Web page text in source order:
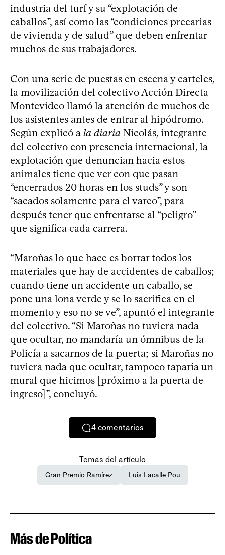
industria del turf y su “explotación de
caballos”, así como las “condiciones precarias
de vivienda y de salud” que deben enfrentar
muchos de sus trabajadores.
Con una serie de puestas en escena y carteles,
la movilización del colectivo Acción Directa
Montevideo llamó la atención de muchos de
los asistentes antes de entrar al hipódromo.
Según explicó a la diaria Nicolás, integrante
del colectivo con presencia internacional, la
explotación que denuncian hacia estos
animales tiene que ver con que pasan
“encerrados 20 horas en los studs” y son
“sacados solamente para el vareo”, para
después tener que enfrentarse al “peligro”
que significa cada carrera.
“Maroñas lo que hace es borrar todos los
materiales que hay de accidentes de caballos;
cuando tiene un accidente un caballo, se
pone una lona verde y se lo sacrifica en el
momento y eso no se ve”, apuntó el integrante
del colectivo. “Si Maroñas no tuviera nada
que ocultar, no mandaría un ómnibus de la
Policía a sacarnos de la puerta; si Maroñas no
tuviera nada que ocultar, tampoco taparía un
mural que hicimos [próximo a la puerta de
ingreso]”, concluyó.
4 comentarios
Temas del artículo
Gran Premio Ramírez Luis Lacalle Pou
Más de Política